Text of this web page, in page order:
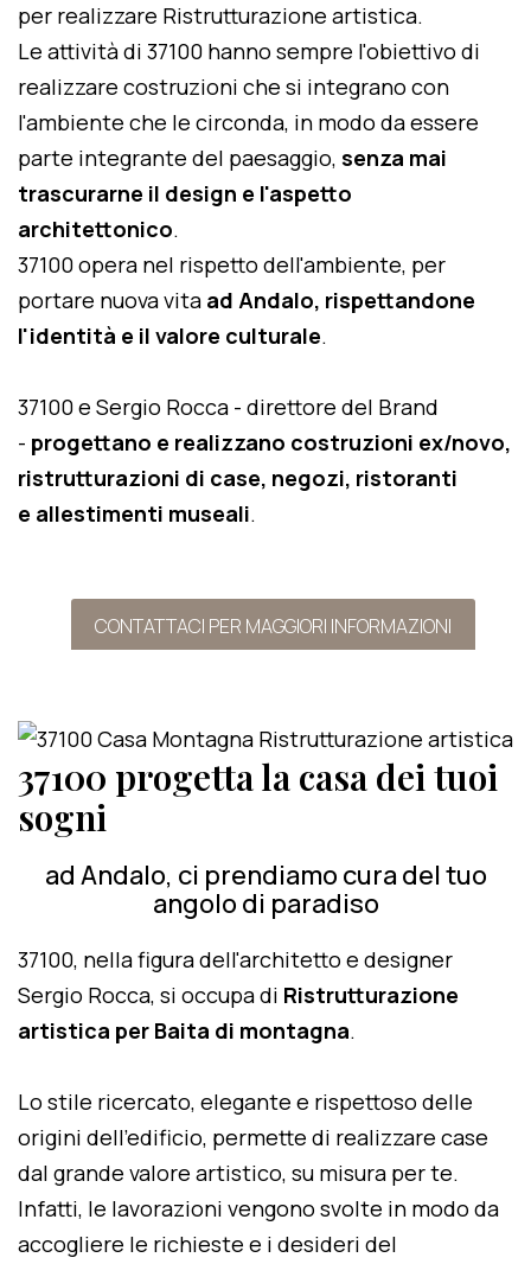
per realizzare Ristrutturazione artistica.
Le attività di 37100 hanno sempre l'obiettivo di
realizzare costruzioni che si integrano con
l'ambiente che le circonda, in modo da essere
parte integrante del paesaggio, senza mai
trascurarne il design e l'aspetto
architettonico.
37100 opera nel rispetto dell'ambiente, per
portare nuova vita ad Andalo, rispettandone
l'identità e il valore culturale.
37100 e Sergio Rocca - direttore del Brand
- progettano e realizzano costruzioni ex/novo,
ristrutturazioni di case, negozi, ristoranti
e allestimenti museali.
CONTATTACI PER MAGGIORI INFORMAZIONI
37100 progetta la casa dei tuoi
sogni
ad Andalo, ci prendiamo cura del tuo
angolo di paradiso
37100, nella figura dell'architetto e designer
Sergio Rocca, si occupa di Ristrutturazione
artistica per Baita di montagna.
Lo stile ricercato, elegante e rispettoso delle
origini dell'edificio, permette di realizzare case
dal grande valore artistico, su misura per te.
Infatti, le lavorazioni vengono svolte in modo da
accogliere le richieste e i desideri del